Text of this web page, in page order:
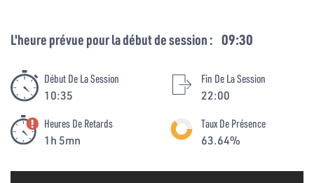
L'heure prévue pour la début de session : 09:30
Début De La Session
10:35
Fin De La Session
22:00
Heures De Retards
1h 5mn
Taux De Présence
63.64%